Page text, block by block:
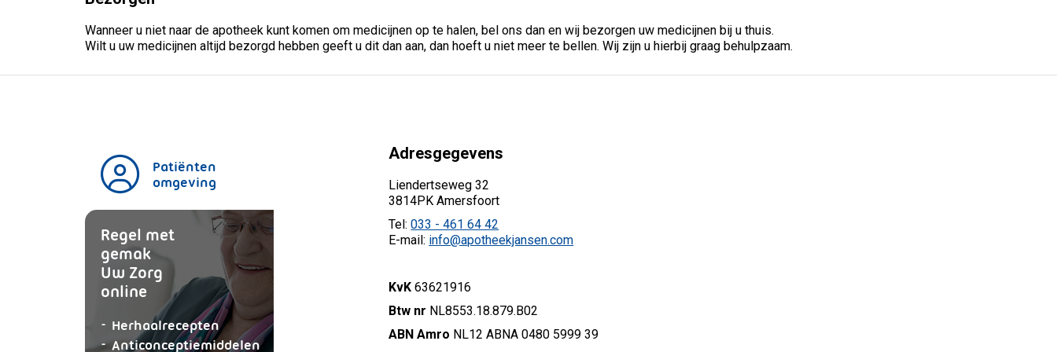
Wanneer u niet naar de apotheek kunt komen om medicijnen op te halen, bel ons dan en wij bezorgen uw medicijnen bij u thuis.
Wilt u uw medicijnen altijd bezorgd hebben geeft u dit dan aan, dan hoeft u niet meer te bellen. Wij zijn u hierbij graag behulpzaam.
Patiënten
omgeving
Regel met
gemak
Uw Zorg
online
Herhaalreceptenaanvragen
Anticonceptiemiddelenaanvragen
Adresgegevens
Liendertseweg 32
3814PK Amersfoort
Tel:033 - 461 64 42
E-mail: info@apotheekjansen.com
KvK 63621916
Btw nr NL8553.18.879.B02
ABN Amro NL12 ABNA 0480 5999 39